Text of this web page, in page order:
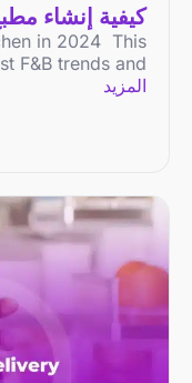
كيفية إنشاء
in 2024 This
F&B trends and
المزيد